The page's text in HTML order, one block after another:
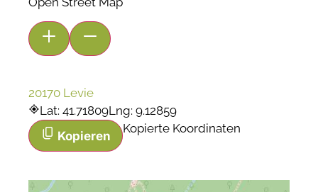
20170 Levie
Lat: 41.71809Lng: 9.12859
Kopieren
Kopierte Koordinaten